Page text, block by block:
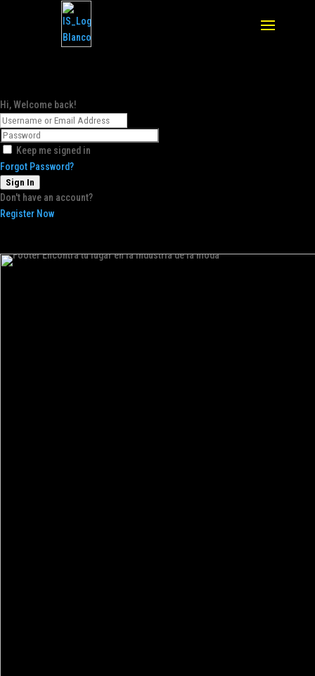
Hi, Welcome back!
Keep me signed in
Forgot Password?
Sign In
Don't have an account?
Register Now